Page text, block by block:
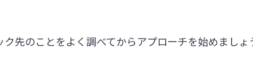
ク先のことをよく調べてからアプローチを始めましょ